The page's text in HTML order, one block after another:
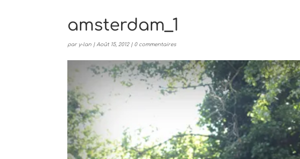
amsterdam_1
par y-lan | Août 15, 2012| 0 commentaires